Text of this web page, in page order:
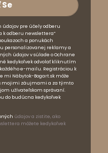
údajov pre účely odberu
k odberu newslettera“
a ponukách
personalizovanej reklamy a
údajov v súlade o Ochrane
kedykoľvek odvolať kliknutím
e-mailu. Registráciou k
mi Nábytok-Bogart.sk môže
mojimi záujmami a za týmto
užívateľskom správaní.
do budúcna kedykoľvek
údajov a zistite, ako
môžete kedykoľvek